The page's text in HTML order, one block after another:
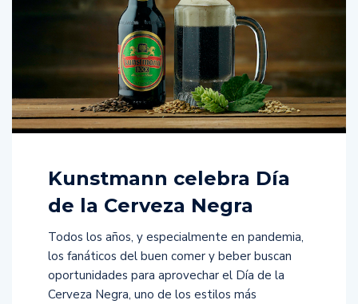
Kunstmann celebra Día
de la Cerveza Negra
Todos los años, y especialmente en pandemia,
los fanáticos del buen comer y beber buscan
oportunidades para aprovechar el Día de la
Cerveza Negra, uno de los estilos más